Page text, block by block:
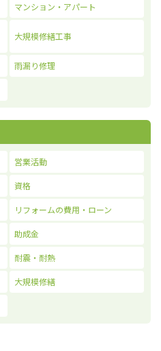
マンション・アパート
大規模修繕工事
雨漏り修理
営業活動
資格
リフォームの費用・ローン
助成金
耐震・耐熱
大規模修繕